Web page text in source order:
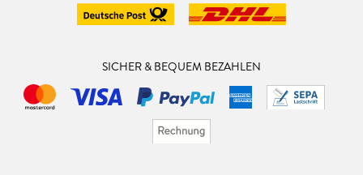
SICHER & BEQUEM BEZAHLEN